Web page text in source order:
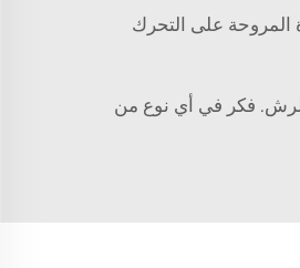
المروحة على التحرك
الرش. فكر في أي نوع من